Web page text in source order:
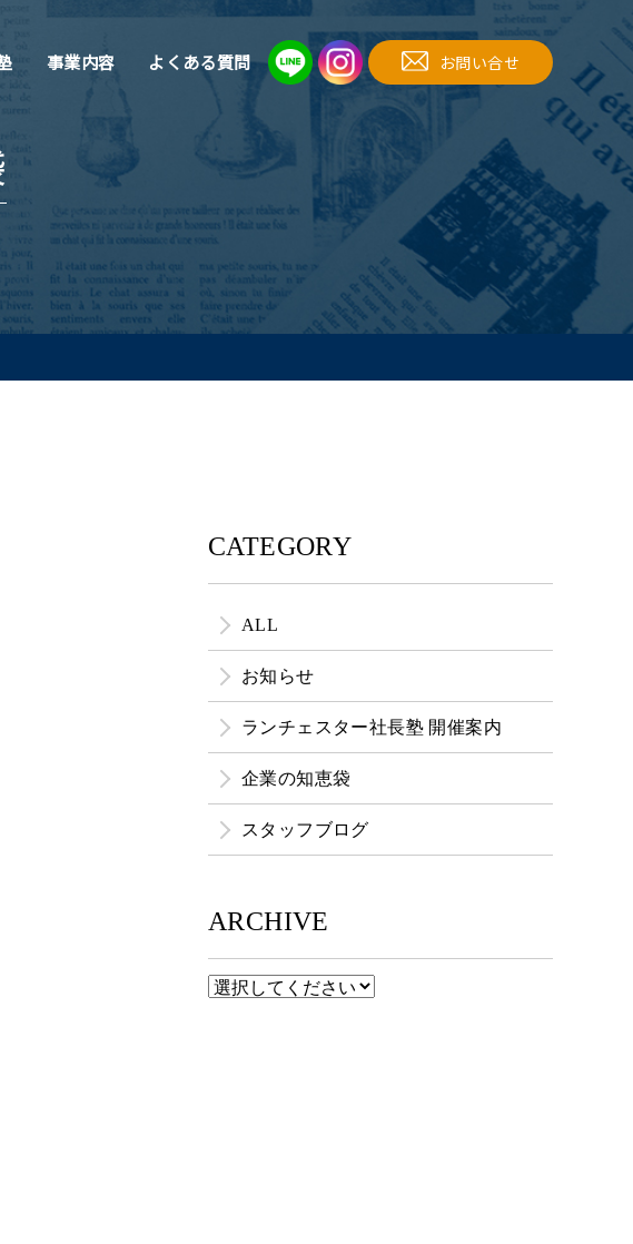
事業内容 よくある質問 お問い合せ
CATEGORY
ALL
お知らせ
ランチェスター社長塾 開催案内
企業の知恵袋
スタッフブログ
ARCHIVE